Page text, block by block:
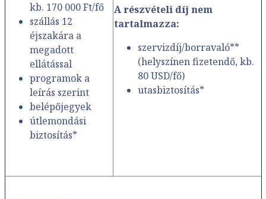
kb. 170 000 Ft/fő
szállás 12
éjszakára a
megadott
ellátással
programok a
leírás szerint
belépőjegyek
útlemondási
biztosítás*
A részvételi díj nem
tartalmazza:
szervizdíj/borravaló**
(helyszínen fizetendő, kb.
80 USD/fő)
utasbiztosítás*